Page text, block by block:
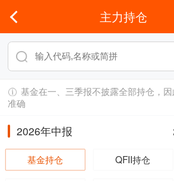
主力持仓
基金在一、三季报不披露全部持仓，
准确
2026年中报
基金持仓 QFII持仓